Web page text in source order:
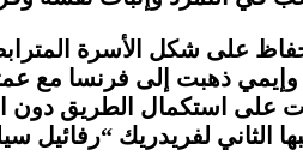
على شكل الأسرة
ذهبت إلى فرنسا مع
استكمال الطريق دون
لفريدريك “رفائيل